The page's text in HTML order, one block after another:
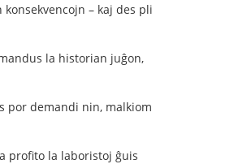
– kaj des pli
la historian juĝon,
por demandi nin, malkiom
profito la laboristoj ĝuis